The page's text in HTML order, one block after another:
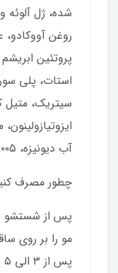
روغن
پروتئین
سیتریک، متیل
آب دیونیزه، CI۴۲۰۹۰، CI۴۷۰۰۵
چطور مصرف
پس از شستشو
مو را بر روی
پس از ۳ الی ۵ دقیقه به خوبی آبکشی کنید.